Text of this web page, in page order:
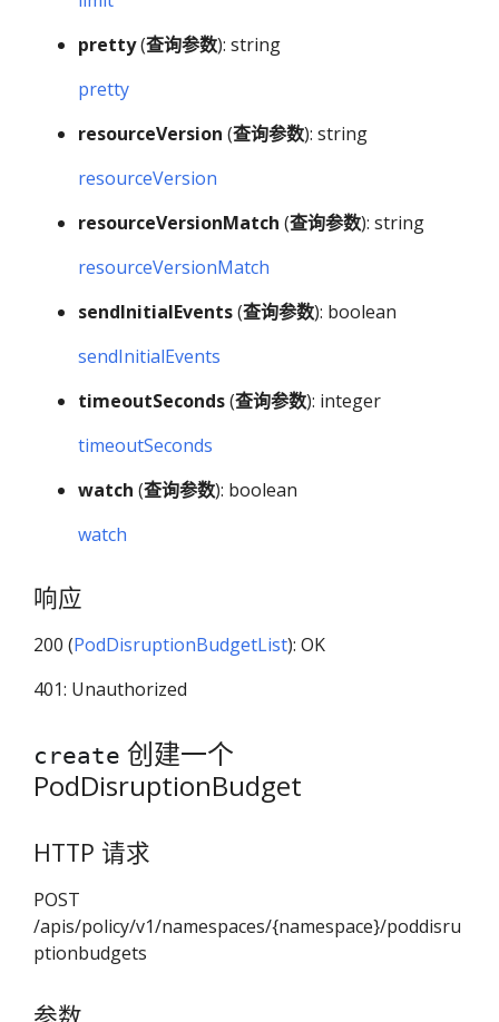
pretty(查询参数): string
pretty
resourceVersion (查询参数): string
resourceVersion
resourceVersionMatch (查询参数): string
resourceVersionMatch
sendInitialEvents(查询参数): boolean
sendInitialEvents
timeoutSeconds(查询参数): integer
timeoutSeconds
watch (查询参数): boolean
watch
响应
200 (PodDisruptionBudgetList): OK
401: Unauthorized
create 创建一个
PodDisruptionBudget
HTTP 请求
POST
/apis/policy/v1/namespaces/{namespace}/poddisru
ptionbudgets